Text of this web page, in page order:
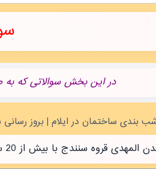
در این بخش سوالاتی که
20 سال تجربه آماده خدمت رسانی به شما مشتریان عزیز است.